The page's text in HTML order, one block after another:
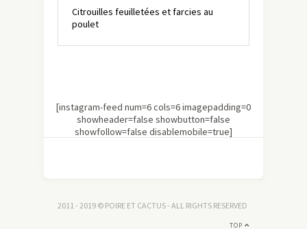
Citrouilles feuilletées et farcies au
poulet
[instagram-feed num=6 cols=6 imagepadding=0
showheader=false showbutton=false
showfollow=false disablemobile=true]
2011 - 2019 © POIRE ET CACTUS - ALL RIGHTS RESERVED
TOP